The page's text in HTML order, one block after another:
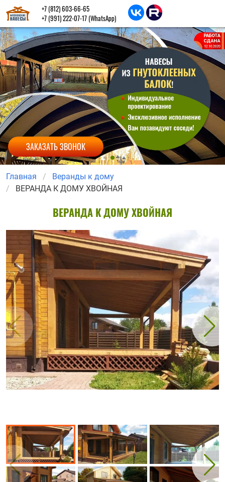
ЗАКАЗАТЬ ЗВОНОК
+7 (812) 603-66-65
+7 (991) 222-07-17 (WhatsApp)
Главная
Веранды к дому
ВЕРАНДА К ДОМУ ХВОЙНАЯ
ВЕРАНДА К ДОМУ ХВОЙНАЯ